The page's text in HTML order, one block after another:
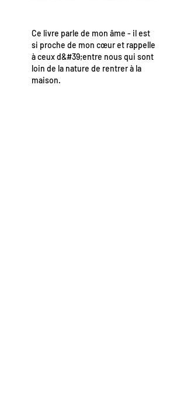
Ce livre parle de mon âme - il est
si proche de mon cœur et rappelle
à ceux d&#39;entre nous qui sont
loin de la nature de rentrer à la
maison.